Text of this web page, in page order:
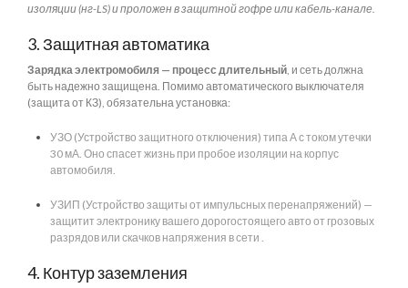
изоляции (нг-LS) и проложен в защитной гофре или кабель-канале.
3. Защитная автоматика
Зарядка электромобиля — процесс длительный , и сеть должна
быть надежно защищена. Помимо автоматического выключателя
(защита от КЗ), обязательна установка:
УЗО (Устройство защитного отключения) типа А с током утечки
30 мА. Оно спасет жизнь при пробое изоляции на корпус
автомобиля.
УЗИП (Устройство защиты от импульсных перенапряжений) —
защитит электронику вашего дорогостоящего авто от грозовых
разрядов или скачков напряжения в сети .
4. Контур заземления